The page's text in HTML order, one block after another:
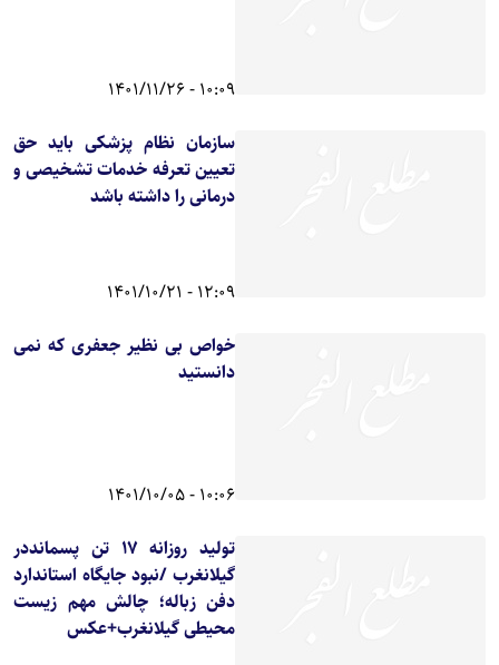
10:09 - 1401/11/26
سازمان نظام پزشکی باید حق
تعیین تعرفه خدمات تشخیصی و
درمانی را داشته باشد
12:09 - 1401/10/21
خواص بی نظیر جعفری که نمی
دانستید
10:06 - 1401/10/05
تولید روزانه ۱۷ تن پسمانددر
گیلانغرب /نبود جایگاه استاندارد
دفن زباله؛ چالش مهم زیست
محیطی گیلانغرب+عکس